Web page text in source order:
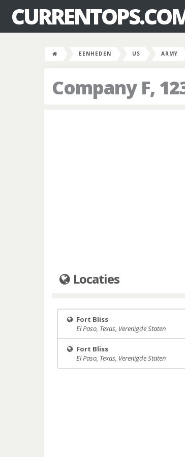
EENHEDEN US ARMY
Company F,
Locaties
Fort Bliss
El Paso, Texas, Verenigde Staten
Fort Bliss
El Paso, Texas, Verenigde Staten